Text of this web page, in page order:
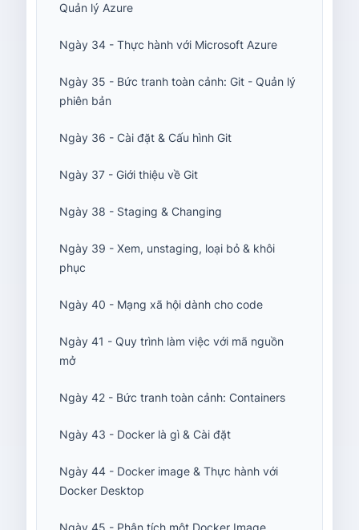
Quản lý Azure
Ngày 34 - Thực hành với Microsoft Azure
Ngày 35 - Bức tranh toàn cảnh: Git - Quản lý
phiên bản
Ngày 36 - Cài đặt & Cấu hình Git
Ngày 37 - Giới thiệu về Git
Ngày 38 - Staging & Changing
Ngày 39 - Xem, unstaging, loại bỏ & khôi
phục
Ngày 40 - Mạng xã hội dành cho code
Ngày 41 - Quy trình làm việc với mã nguồn
mở
Ngày 42 - Bức tranh toàn cảnh: Containers
Ngày 43 - Docker là gì & Cài đặt
Ngày 44 - Docker image & Thực hành với
Docker Desktop
Ngày 45 - Phân tích một Docker Image